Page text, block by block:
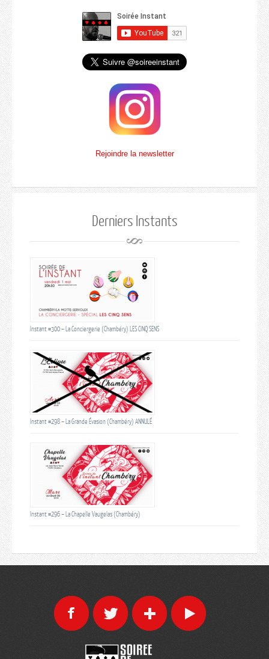
Rejoindre la newsletter
Derniers Instants
Instant #300 – La Conciergerie (Chambéry) LES CINQ SENS
Instant #298 – La Grande Évasion (Chambéry) ANNULÉ
Instant #296 – La Chapelle Vaugelas (Chambéry)